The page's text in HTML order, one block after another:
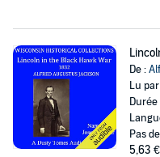
De :
Lu
Pas
5,63 €